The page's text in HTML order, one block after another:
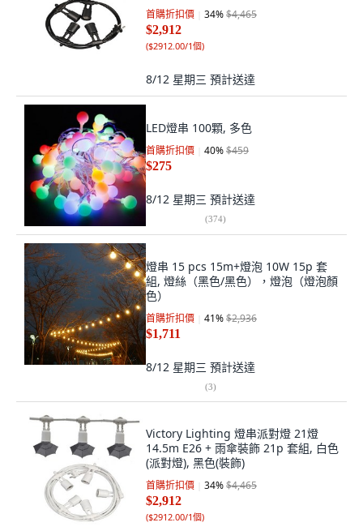
首購折扣價 34%$4,465
$2,912
($2912.00/1個)
8/12 星期三 預計送達
LED燈串 100顆, 多色
首購折扣價 40%$459
$275
8/12 星期三 預計送達
(374)
燈串 15 pcs 15m+燈泡 10W 15p 套
組, 燈絲（黑色/黑色），燈泡（燈泡顏
色）
首購折扣價 41%$2,936
$1,711
8/12 星期三 預計送達
(3)
Victory Lighting 燈串派對燈 21燈
14.5m E26 + 雨傘裝飾 21p 套組, 白色
(派對燈), 黑色(裝飾)
首購折扣價 34%$4,465
$2,912
($2912.00/1個)